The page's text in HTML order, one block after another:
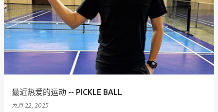
最近热爱的运动 -- PICKLE BALL
九月 22, 2025